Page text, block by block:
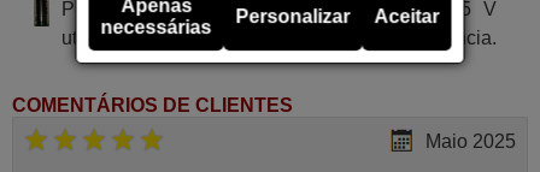
Pilha alcalina tipo AA LR03 de tensão 1.5 V
utilizada em alguns tipos de comandos à distância.
COMENTÁRIOS DE CLIENTES
Maio 2025
Apenas
necessárias
Personalizar Aceitar